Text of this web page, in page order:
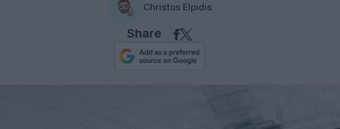
Christos Elpidis
Share